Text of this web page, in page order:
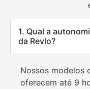
1. Qual a
da Revlo?
Nossos modelos
oferecem até 9